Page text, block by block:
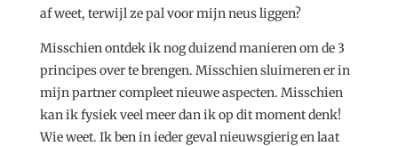
af weet, terwijl ze pal voor mijn neus liggen?
Misschien ontdek ik nog duizend manieren om de 3
principes over te brengen. Misschien sluimeren er in
mijn partner compleet nieuwe aspecten. Misschien
kan ik fysiek veel meer dan ik op dit moment denk!
Wie weet. Ik ben in ieder geval nieuwsgierig en laat